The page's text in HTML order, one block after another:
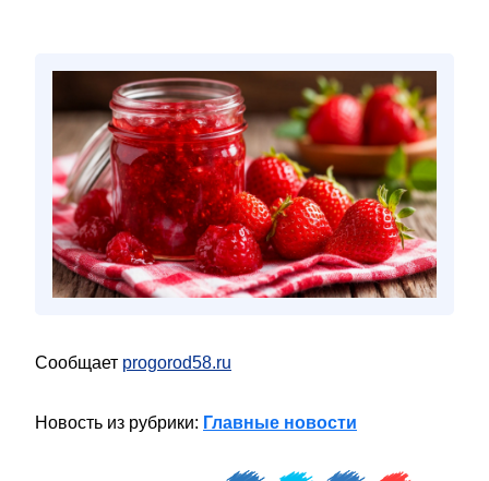
Сообщает progorod58.ru
Новость из рубрики: Главные новости